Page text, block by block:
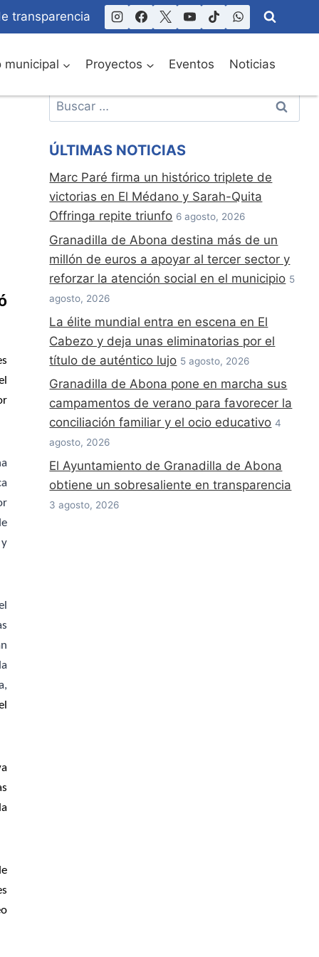
transparencia
municipal Proyectos Eventos Noticias
Buscar:
ÚLTIMAS NOTICIAS
Marc Paré firma un histórico triplete de
victorias en El Médano y Sarah-Quita
Offringa repite triunfo 6 agosto, 2026
Granadilla de Abona destina más de un
millón de euros a apoyar al tercer sector y
reforzar la atención social en el municipio 5
agosto, 2026
La élite mundial entra en escena en El
Cabezo y deja unas eliminatorias por el
título de auténtico lujo 5 agosto, 2026
Granadilla de Abona pone en marcha sus
campamentos de verano para favorecer la
conciliación familiar y el ocio educativo 4
agosto, 2026
El Ayuntamiento de Granadilla de Abona
obtiene un sobresaliente en transparencia
3 agosto, 2026